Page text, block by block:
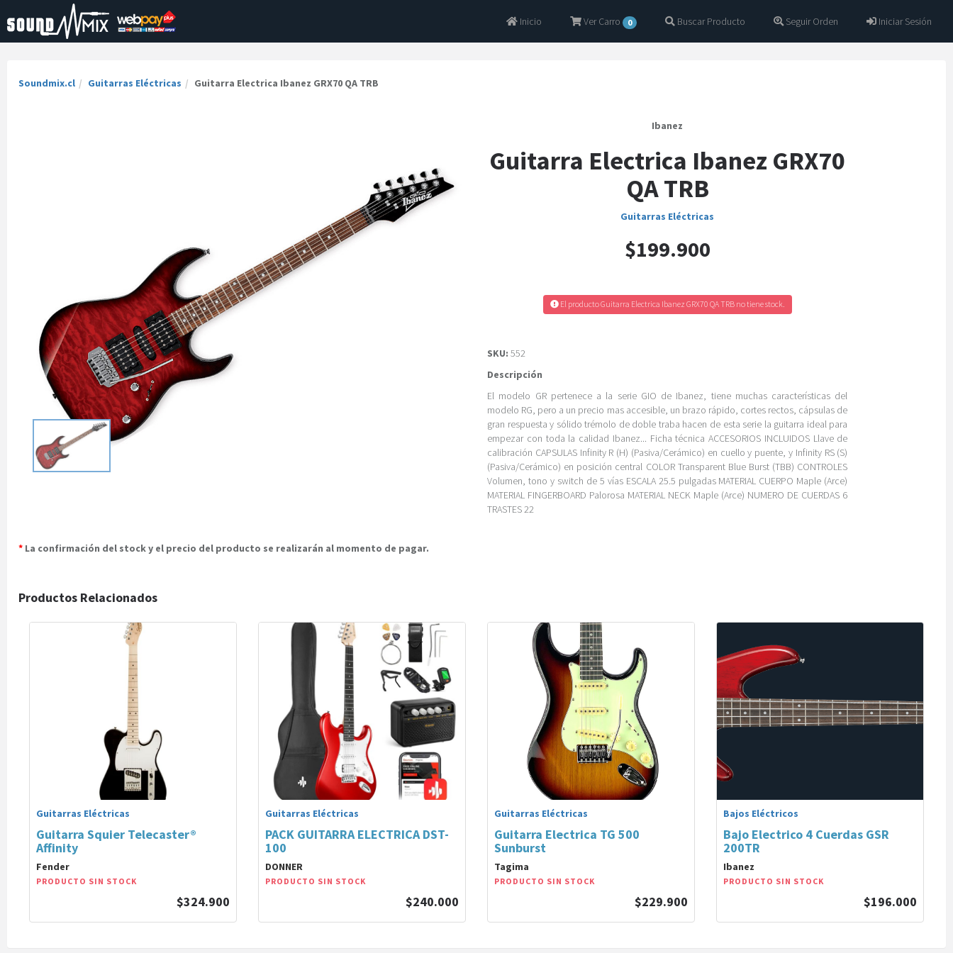
Inicio Ver Carro 0 Buscar Producto Seguir Orden Iniciar Sesión
Soundmix.cl Guitarras Eléctricas Guitarra Electrica Ibanez GRX70 QA TRB
Ibanez
Guitarra Electrica Ibanez GRX70
QA TRB
Guitarras Eléctricas
$199.900
El producto Guitarra Electrica Ibanez GRX70 QA TRB no tiene stock.
SKU: 552
Descripción
El modelo GR pertenece a la serie GIO de Ibanez, tiene muchas características del
modelo RG, pero a un precio mas accesible, un brazo rápido, cortes rectos, cápsulas de
gran respuesta y sólido trémolo de doble traba hacen de esta serie la guitarra ideal para
empezar con toda la calidad Ibanez... Ficha técnica ACCESORIOS INCLUIDOS Llave de
calibración CAPSULAS Infinity R (H) (Pasiva/Cerámico) en cuello y puente, y Infinity RS (S)
(Pasiva/Cerámico) en posición central COLOR Transparent Blue Burst (TBB) CONTROLES
Volumen, tono y switch de 5 vías ESCALA 25.5 pulgadas MATERIAL CUERPO Maple (Arce)
MATERIAL FINGERBOARD Palorosa MATERIAL NECK Maple (Arce) NUMERO DE CUERDAS 6
TRASTES 22
* La confirmación del stock y el precio del producto se realizarán al momento de pagar.
Productos Relacionados
Guitarras Eléctricas
Guitarra Squier Telecaster®
Affinity
Fender
PRODUCTO SIN STOCK
$324.900
Guitarras Eléctricas
PACK GUITARRA ELECTRICA DST-
100
DONNER
PRODUCTO SIN STOCK
$240.000
Guitarras Eléctricas
Guitarra Electrica TG 500
Sunburst
Tagima
PRODUCTO SIN STOCK
$229.900
Bajos Eléctricos
Bajo Electrico 4 Cuerdas GSR
200TR
Ibanez
PRODUCTO SIN STOCK
$196.000